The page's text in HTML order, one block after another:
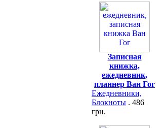
Записная
книжка,
ежедневник,
планнер Ван Гог
Ежедневники,
Блокноты . 486
грн.